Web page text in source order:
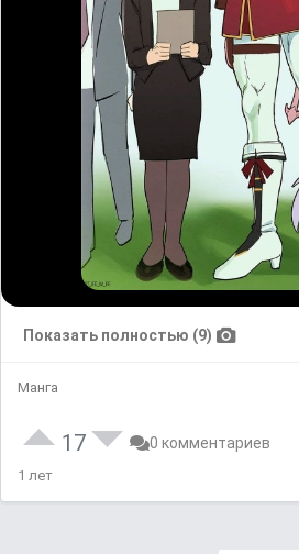
Показать полностью (9)
Манга
17 0 комментариев
1 лет